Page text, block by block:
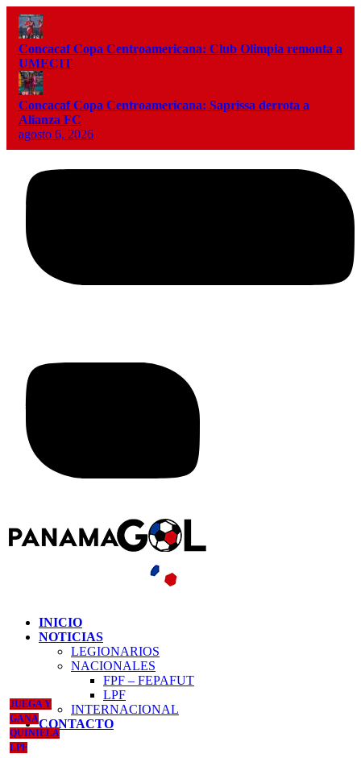
Concacaf Copa Centroamericana: Club Olimpia remonta a
UMECIT
Concacaf Copa Centroamericana: Saprissa derrota a
Alianza FC
agosto 6, 2026
INICIO
NOTICIAS
LEGIONARIOS
NACIONALES
FPF – FEPAFUT
LPF
INTERNACIONAL
CONTACTO
JUEGA Y
GANA
QUINIELA
LPF